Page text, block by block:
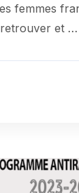
femmes
et …